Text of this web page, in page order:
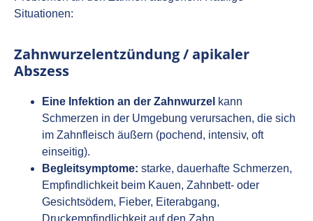
Situationen:
Zahnwurzelentzündung / apikaler
Abszess
Eine Infektion an der Zahnwurzel kann
Schmerzen in der Umgebung verursachen, die sich
im Zahnfleisch äußern (pochend, intensiv, oft
einseitig).
Begleitsymptome: starke, dauerhafte Schmerzen,
Empfindlichkeit beim Kauen, Zahnbett- oder
Gesichtsödem, Fieber, Eiterabgang,